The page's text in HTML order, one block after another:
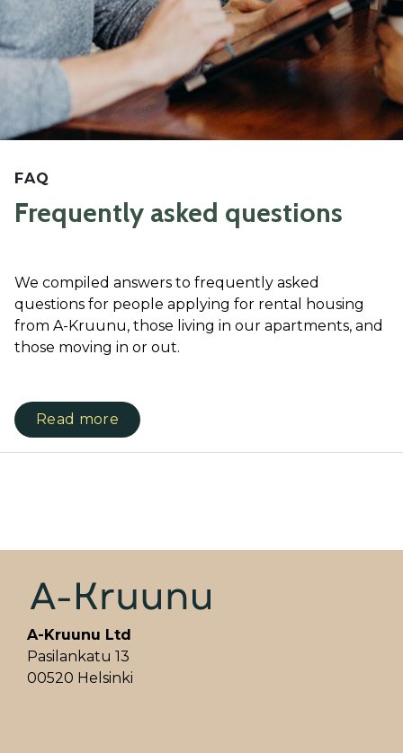
FAQ
Frequently asked questions
We compiled answers to frequently asked
questions for people applying for rental housing
from A-Kruunu, those living in our apartments, and
those moving in or out.
Read more
A-Kruunu Ltd
Pasilankatu 13
00520 Helsinki